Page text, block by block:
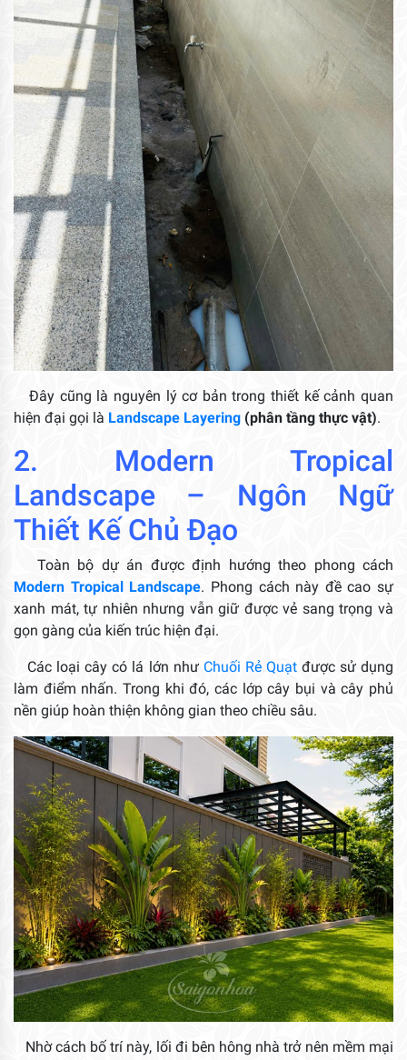
Đây cũng là nguyên lý cơ bản trong thiết kế cảnh quan
hiện đại gọi là Landscape Layering (phân tầng thực vật).
2. Modern Tropical
Landscape – Ngôn Ngữ
Thiết Kế Chủ Đạo
Toàn bộ dự án được định hướng theo phong cách
Modern Tropical Landscape. Phong cách này đề cao sự
xanh mát, tự nhiên nhưng vẫn giữ được vẻ sang trọng và
gọn gàng của kiến trúc hiện đại.
Các loại cây có lá lớn như Chuối Rẻ Quạtđược sử dụng
làm điểm nhấn. Trong khi đó, các lớp cây bụi và cây phủ
nền giúp hoàn thiện không gian theo chiều sâu.
Nhờ cách bố trí này, lối đi bên hông nhà trở nên mềm mại